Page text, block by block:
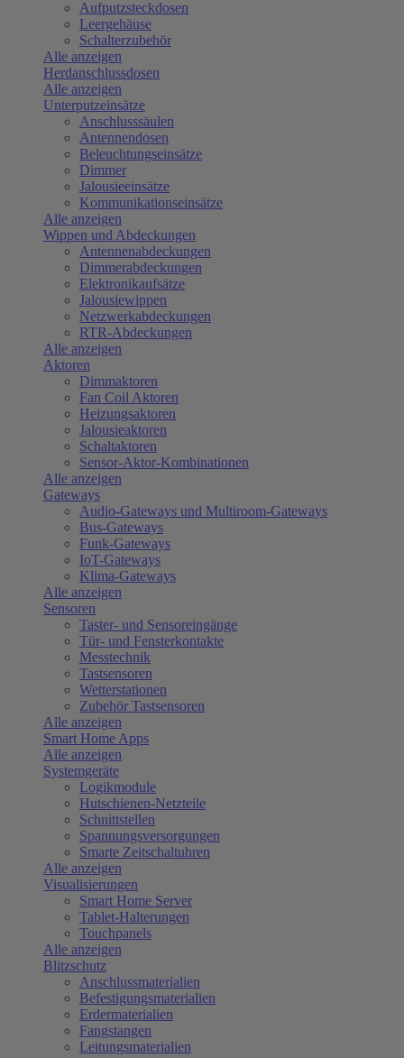
Aufputzsteckdosen
Leergehäuse
Schalterzubehör
Alle anzeigen
Herdanschlussdosen
Alle anzeigen
Unterputzeinsätze
Anschlusssäulen
Antennendosen
Beleuchtungseinsätze
Dimmer
Jalousieeinsätze
Kommunikationseinsätze
Alle anzeigen
Wippen und Abdeckungen
Antennenabdeckungen
Dimmerabdeckungen
Elektronikaufsätze
Jalousiewippen
Netzwerkabdeckungen
RTR-Abdeckungen
Alle anzeigen
Aktoren
Dimmaktoren
Fan Coil Aktoren
Heizungsaktoren
Jalousieaktoren
Schaltaktoren
Sensor-Aktor-Kombinationen
Alle anzeigen
Gateways
Audio-Gateways und Multiroom-Gateways
Bus-Gateways
Funk-Gateways
IoT-Gateways
Klima-Gateways
Alle anzeigen
Sensoren
Taster- und Sensoreingänge
Tür- und Fensterkontakte
Messtechnik
Tastsensoren
Wetterstationen
Zubehör Tastsensoren
Alle anzeigen
Smart Home Apps
Alle anzeigen
Systemgeräte
Logikmodule
Hutschienen-Netzteile
Schnittstellen
Spannungsversorgungen
Smarte Zeitschaltuhren
Alle anzeigen
Visualisierungen
Smart Home Server
Tablet-Halterungen
Touchpanels
Alle anzeigen
Blitzschutz
Anschlussmaterialien
Befestigungsmaterialien
Erdermaterialien
Fangstangen
Leitungsmaterialien